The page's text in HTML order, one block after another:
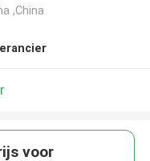
,China
voor